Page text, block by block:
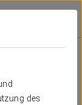
des
Isla De La Toja